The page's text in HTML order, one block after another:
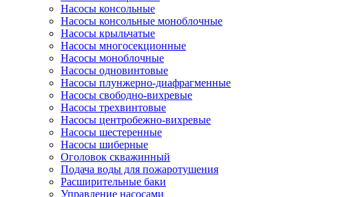
Насосы консольные
Насосы консольные моноблочные
Насосы крыльчатые
Насосы многосекционные
Насосы моноблочные
Насосы одновинтовые
Насосы плунжерно-диафрагменные
Насосы свободно-вихревые
Насосы трехвинтовые
Насосы центробежно-вихревые
Насосы шестеренные
Насосы шиберные
Оголовок скважинный
Подача воды для пожаротушения
Расширительные баки
Управление насосами